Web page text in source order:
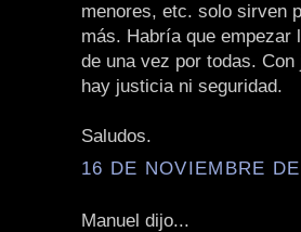
menores, etc. solo sirven
más. Habría que
de una vez por todas.
hay justicia ni seguridad.
Saludos.
16 DE NOVIEMBRE
Manuel dijo...